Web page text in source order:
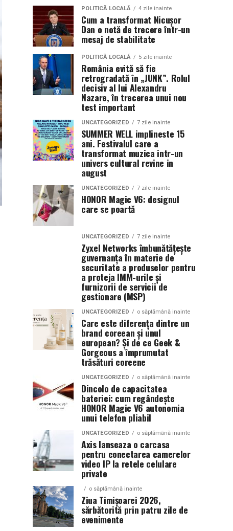
POLITICĂ LOCALĂ 4 zile inainte
Cum a transformat Nicușor
Dan o notă de trecere într-un
mesaj de stabilitate
POLITICĂ LOCALĂ 5 zile inainte
România evită să fie
retrogradată în „JUNK”. Rolul
decisiv al lui Alexandru
Nazare, în trecerea unui nou
test important
UNCATEGORIZED 7 zile inainte
SUMMER WELL implineste 15
ani. Festivalul care a
transformat muzica intr-un
univers cultural revine in
august
UNCATEGORIZED 7 zile inainte
HONOR Magic V6: designul
care se poartă
UNCATEGORIZED 7 zile inainte
Zyxel Networks îmbunătățește
guvernanța în materie de
securitate a produselor pentru
a proteja IMM-urile și
furnizorii de servicii de
gestionare (MSP)
UNCATEGORIZED o săptămână inainte
Care este diferența dintre un
brand coreean și unul
european? Și de ce Geek &
Gorgeous a împrumutat
trăsături coreene
UNCATEGORIZED o săptămână inainte
Dincolo de capacitatea
bateriei: cum regândește
HONOR Magic V6 autonomia
unui telefon pliabil
UNCATEGORIZED o săptămână inainte
Axis lanseaza o carcasa
pentru conectarea camerelor
video IP la retele celulare
private
o săptămână inainte
Ziua Timișoarei 2026,
sărbătorită prin patru zile de
evenimente